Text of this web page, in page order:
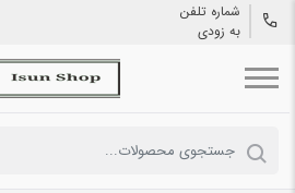
شماره تلفن
به زودی